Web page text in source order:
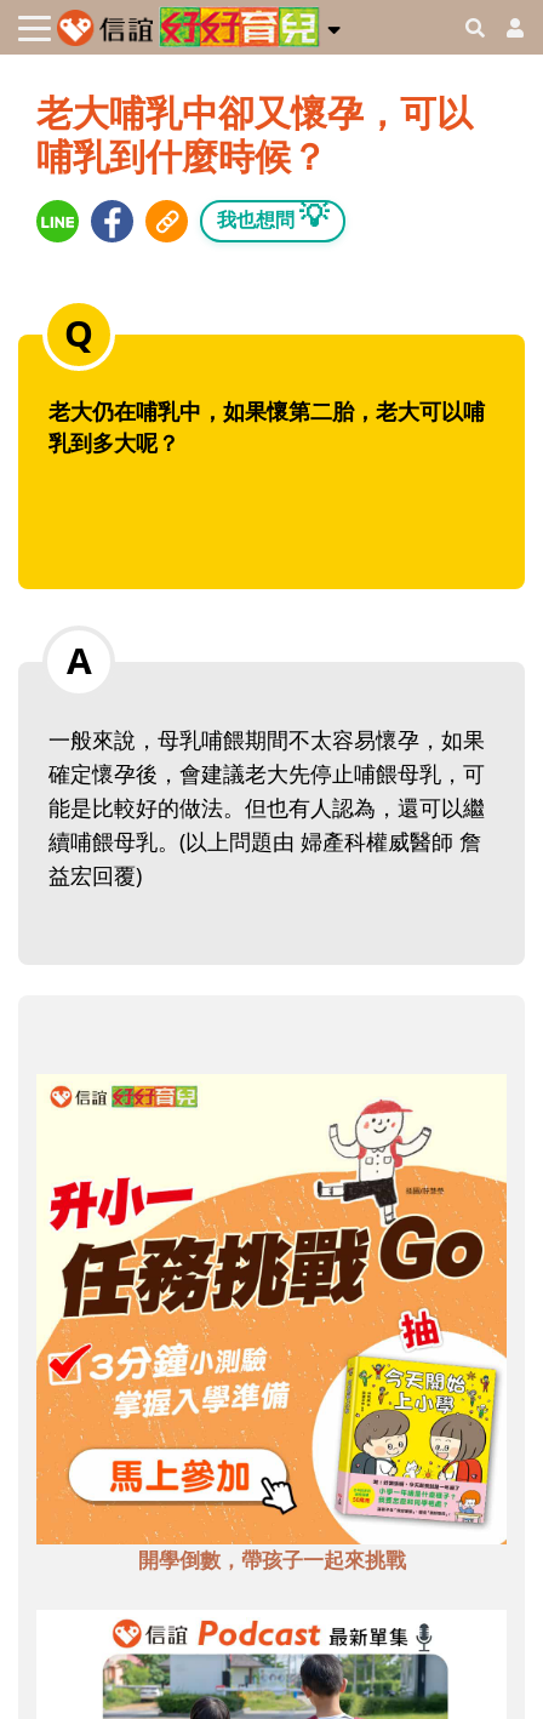
老大哺乳中卻又懷孕，可以
哺乳到什麼時候？
我也想問 💡
老大仍在哺乳中，如果懷第二胎，老大可以哺
乳到多大呢？
一般來說，母乳哺餵期間不太容易懷孕，如果
確定懷孕後，會建議老大先停止哺餵母乳，可
能是比較好的做法。但也有人認為，還可以繼
續哺餵母乳。(以上問題由 婦產科權威醫師 詹
益宏回覆)
開學倒數，帶孩子一起來挑戰